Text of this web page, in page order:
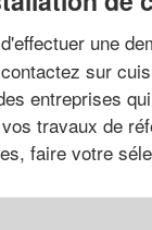
une
sur
entreprises
travaux de
faire votre